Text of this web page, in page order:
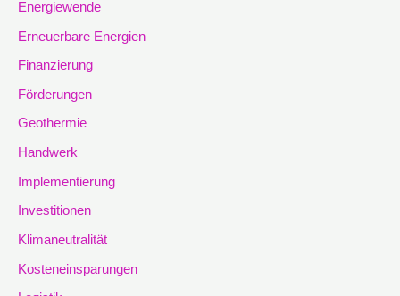
Energiewende
Erneuerbare Energien
Finanzierung
Förderungen
Geothermie
Handwerk
Implementierung
Investitionen
Klimaneutralität
Kosteneinsparungen